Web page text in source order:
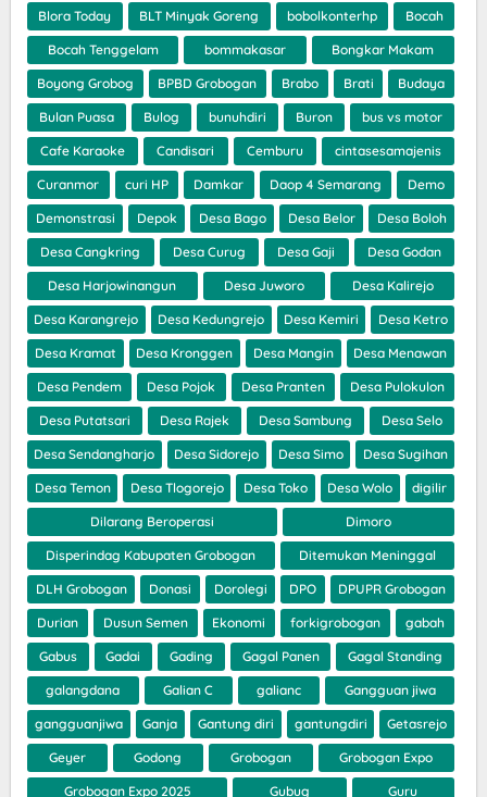
Blora Today BLT Minyak Goreng bobolkonterhp Bocah
Bocah Tenggelam bommakasar Bongkar Makam
Boyong Grobog BPBD Grobogan Brabo Brati Budaya
Bulan Puasa Bulog bunuhdiri Buron bus vs motor
Cafe Karaoke Candisari Cemburu cintasesamajenis
Curanmor curi HP Damkar Daop 4 Semarang Demo
Demonstrasi Depok Desa Bago Desa Belor Desa Boloh
Desa Cangkring Desa Curug Desa Gaji Desa Godan
Desa Harjowinangun Desa Juworo Desa Kalirejo
Desa Karangrejo Desa Kedungrejo Desa Kemiri Desa Ketro
Desa Kramat Desa Kronggen Desa Mangin Desa Menawan
Desa Pendem Desa Pojok Desa Pranten Desa Pulokulon
Desa Putatsari Desa Rajek Desa Sambung Desa Selo
Desa Sendangharjo Desa Sidorejo Desa Simo Desa Sugihan
Desa Temon Desa Tlogorejo Desa Toko Desa Wolo digilir
Dilarang Beroperasi Dimoro
Disperindag Kabupaten Grobogan Ditemukan Meninggal
DLH Grobogan Donasi Dorolegi DPO DPUPR Grobogan
Durian Dusun Semen Ekonomi forkigrobogan gabah
Gabus Gadai Gading Gagal Panen Gagal Standing
galangdana Galian C galianc Gangguan jiwa
gangguanjiwa Ganja Gantung diri gantungdiri Getasrejo
Geyer Godong Grobogan Grobogan Expo
Grobogan Expo 2025 Gubug Guru